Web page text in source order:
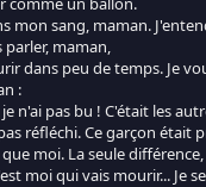
mon sang, maman.
maman,
dans peu de temps. Je
:
n'ai pas bu ! C'était les
réfléchi. Ce garçon était
moi. La seule
moi qui vais mourir... Je